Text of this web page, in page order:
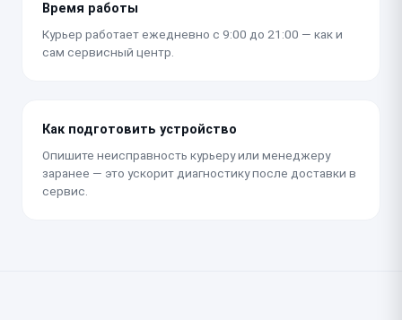
Время работы
Курьер работает ежедневно с 9:00 до 21:00 — как и
сам сервисный центр.
Как подготовить устройство
Опишите неисправность курьеру или менеджеру
заранее — это ускорит диагностику после доставки в
сервис.